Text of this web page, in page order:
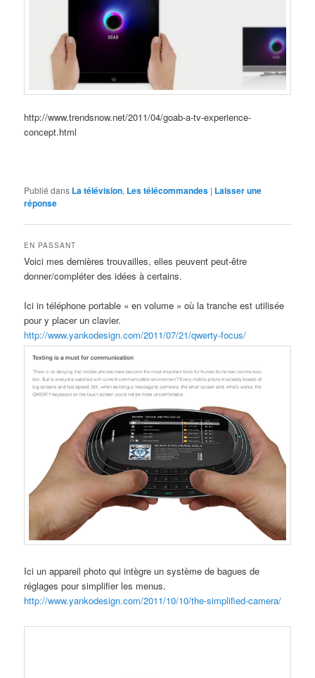
http://www.trendsnow.net/2011/04/goab-a-tv-experience-
concept.html
Publié dans La télévision, Les télécommandes | Laisser une
réponse
EN PASSANT
Voici mes dernières trouvailles, elles peuvent peut-être
donner/compléter des idées à certains.
Ici in téléphone portable « en volume » où la tranche est utilisée
pour y placer un clavier.
http://www.yankodesign.com/2011/07/21/qwerty-focus/
Ici un appareil photo qui intègre un système de bagues de
réglages pour simplifier les menus.
http://www.yankodesign.com/2011/10/10/the-simplified-camera/